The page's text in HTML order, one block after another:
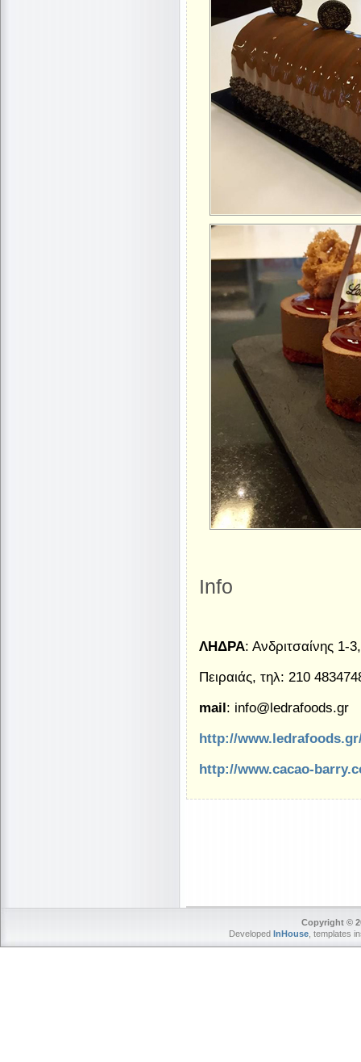
Info
ΛΗΔΡΑ: Ανδριτσαίνης 1-
Πειραιάς, τηλ: 210
mail: info@ledrafoods.gr
http://
http://www.cacao-
Copyright ©
Developed InHouse, templates